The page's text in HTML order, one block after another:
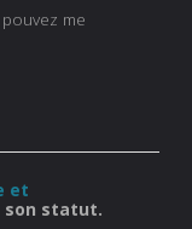
me
et
son statut.